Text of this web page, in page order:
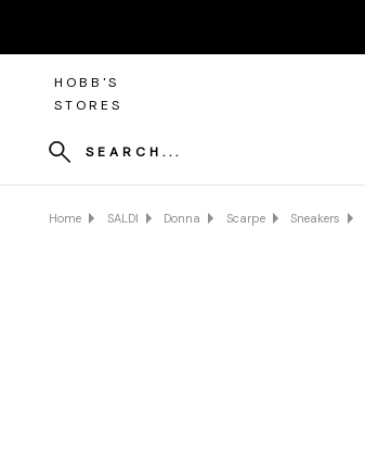
HOBB'S
STORES
SEARCH...
Home SALDI Donna Scarpe Sneakers